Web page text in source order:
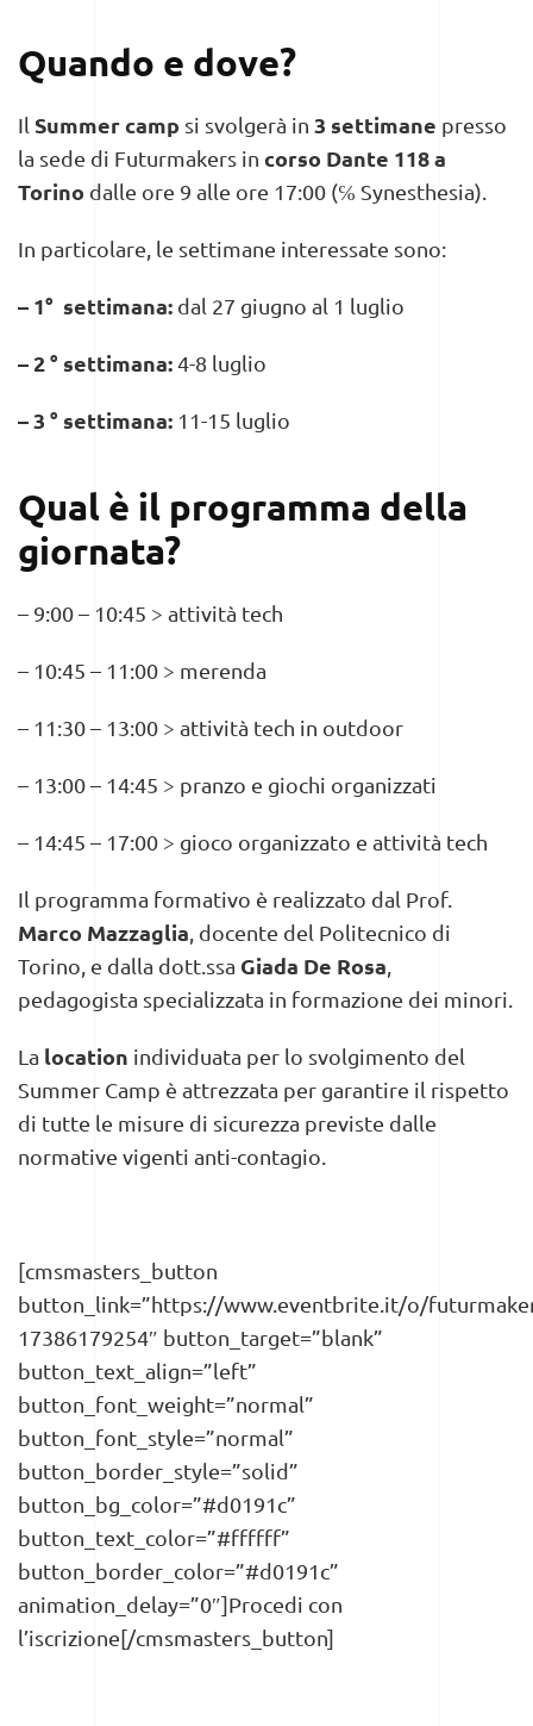
Quando e dove?
Il Summer camp si svolgerà in 3 settimane presso
la sede di Futurmakers in corso Dante 118 a
Torino dalle ore 9 alle ore 17:00 (℅ Synesthesia).
In particolare, le settimane interessate sono:
– 1° settimana: dal 27 giugno al 1 luglio
– 2 ° settimana:4-8 luglio
– 3 ° settimana: 11-15 luglio
Qual è il programma della
giornata?
– 9:00 – 10:45 > attività tech
– 10:45 – 11:00 > merenda
– 11:30 – 13:00 > attività tech in outdoor
– 13:00 – 14:45 > pranzo e giochi organizzati
– 14:45 – 17:00 > gioco organizzato e attività tech
Il programma formativo è realizzato dal Prof.
Marco Mazzaglia, docente del Politecnico di
Torino, e dalla dott.ssa Giada De Rosa,
pedagogista specializzata in formazione dei minori.
La location individuata per lo svolgimento del
Summer Camp è attrezzata per garantire il rispetto
di tutte le misure di sicurezza previste dalle
normative vigenti anti-contagio.
[cmsmasters_button
button_link=”https://www.eventbrite.it/o/
17386179254″ button_target=”blank”
button_text_align=”left”
button_font_weight=”normal”
button_font_style=”normal”
button_border_style=”solid”
button_bg_color=”#d0191c”
button_text_color=”#ffffff”
button_border_color=”#d0191c”
animation_delay=”0″]Procedi con
l’iscrizione[/cmsmasters_button]